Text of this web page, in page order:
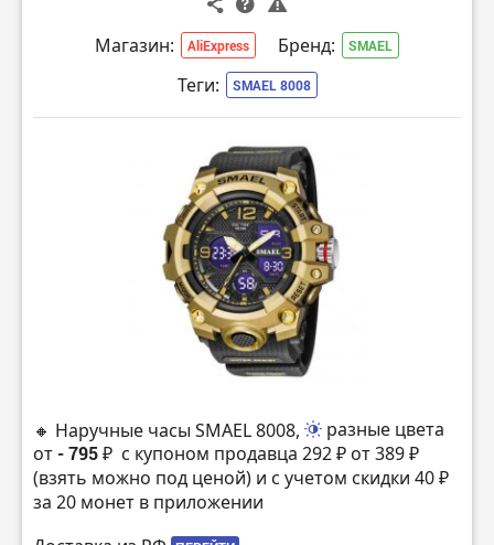
Магазин: AliExpress Бренд: SMAEL
Теги: SMAEL 8008
🔸 Наручные часы SMAEL 8008,
разные цвета
от- 795 ₽ с купоном продавца 292 ₽ от 389 ₽
(взять можно под ценой) и с учетом скидки 40 ₽
за 20 монет в приложении